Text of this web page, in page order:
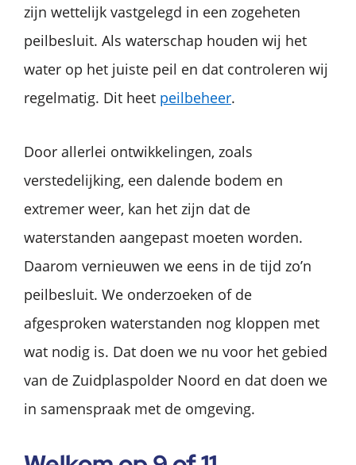
zijn wettelijk vastgelegd in een zogeheten
peilbesluit. Als waterschap houden wij het
water op het juiste peil en dat controleren wij
regelmatig. Dit heet peilbeheer.
Door allerlei ontwikkelingen, zoals
verstedelijking, een dalende bodem en
extremer weer, kan het zijn dat de
waterstanden aangepast moeten worden.
Daarom vernieuwen we eens in de tijd zo’n
peilbesluit. We onderzoeken of de
afgesproken waterstanden nog kloppen met
wat nodig is. Dat doen we nu voor het gebied
van de Zuidplaspolder Noord en dat doen we
in samenspraak met de omgeving.